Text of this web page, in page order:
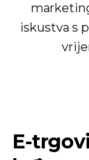
iskustva s
E-